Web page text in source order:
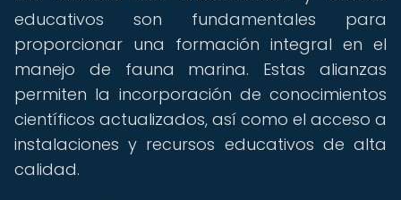
educativos son fundamentales para
proporcionar una formación integral en el
manejo de fauna marina. Estas alianzas
permiten la incorporación de conocimientos
científicos actualizados, así como el acceso a
instalaciones y recursos educativos de alta
calidad.